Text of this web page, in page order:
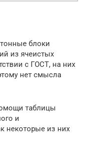
блоки
из ячеистых
с ГОСТ, на них
нет смысла
таблицы
и
некоторые из них